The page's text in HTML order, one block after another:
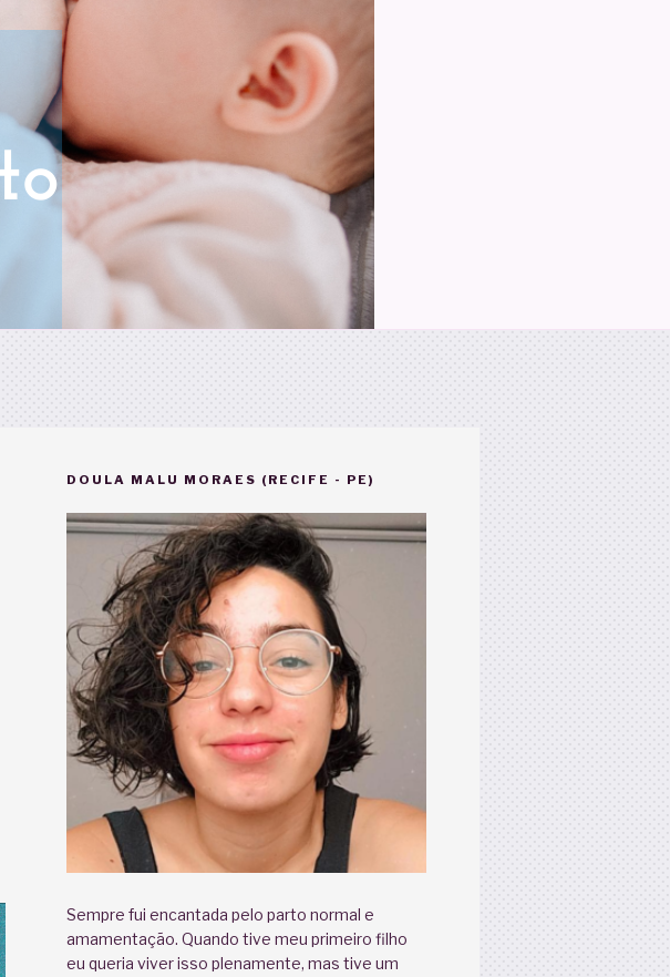
DOULA MALU MORAES (RECIFE - PE)
Sempre fui encantada pelo parto normal e
amamentação. Quando tive meu primeiro filho
eu queria viver isso plenamente, mas tive um